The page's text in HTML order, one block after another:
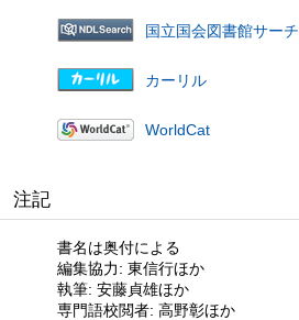
国立国会図書館サーチ
カーリル
WorldCat
注記
書名は奥付による
編集協力: 東信行ほか
執筆: 安藤貞雄ほか
専門語校閲者: 高野彰ほか